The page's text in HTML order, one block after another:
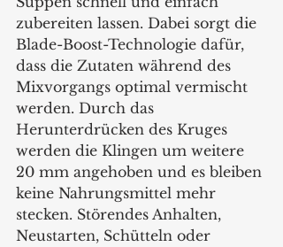
zubereiten lassen. Dabei sorgt die
Blade-Boost-Technologie dafür,
dass die Zutaten während des
Mixvorgangs optimal vermischt
werden. Durch das
Herunterdrücken des Kruges
werden die Klingen um weitere
20 mm angehoben und es bleiben
keine Nahrungsmittel mehr
stecken. Störendes Anhalten,
Neustarten, Schütteln oder